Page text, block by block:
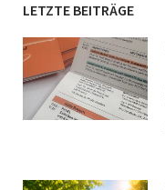
LETZTE BEITRÄGE